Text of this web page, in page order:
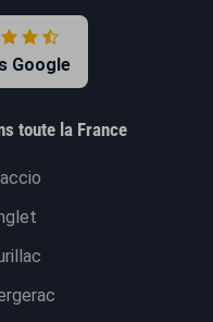
Google
toute la France